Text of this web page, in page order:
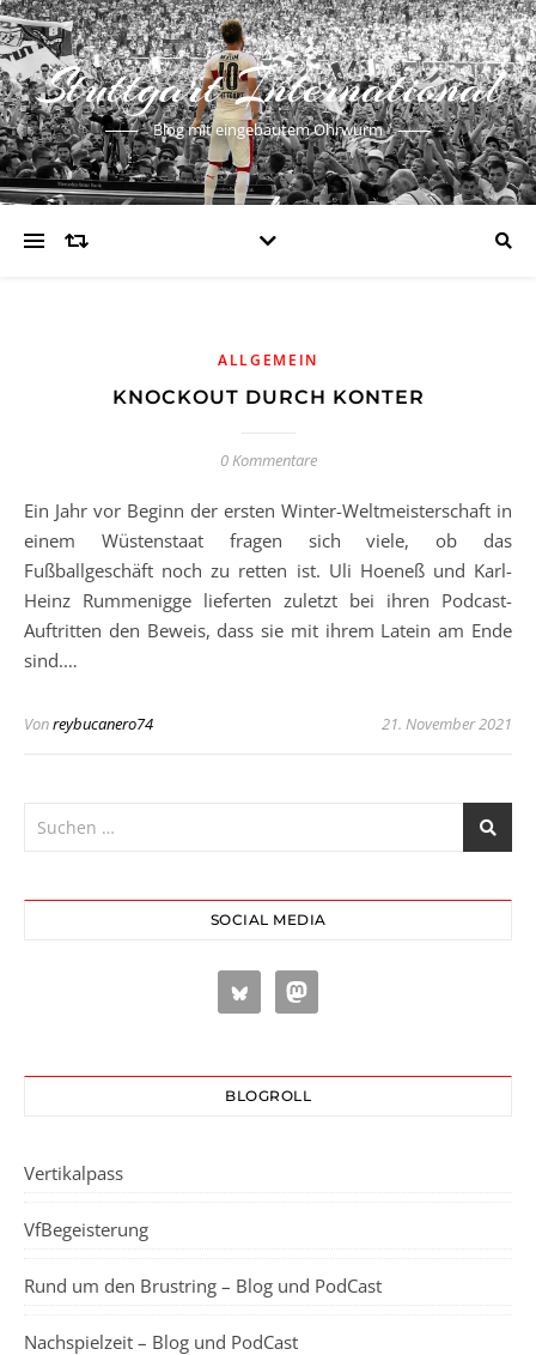
Stuttgart International
Blog mit eingebautem Ohrwurm
ALLGEMEIN
KNOCKOUT DURCH KONTER
0 Kommentare
Ein Jahr vor Beginn der ersten Winter-Weltmeisterschaft in
einem Wüstenstaat fragen sich viele, ob das
Fußballgeschäft noch zu retten ist. Uli Hoeneß und Karl-
Heinz Rummenigge lieferten zuletzt bei ihren Podcast-
Auftritten den Beweis, dass sie mit ihrem Latein am Ende
sind.…
Vonreybucanero74 21. November 2021
SOCIAL MEDIA
BLOGROLL
Vertikalpass
VfBegeisterung
Rund um den Brustring – Blog und PodCast
Nachspielzeit – Blog und PodCast